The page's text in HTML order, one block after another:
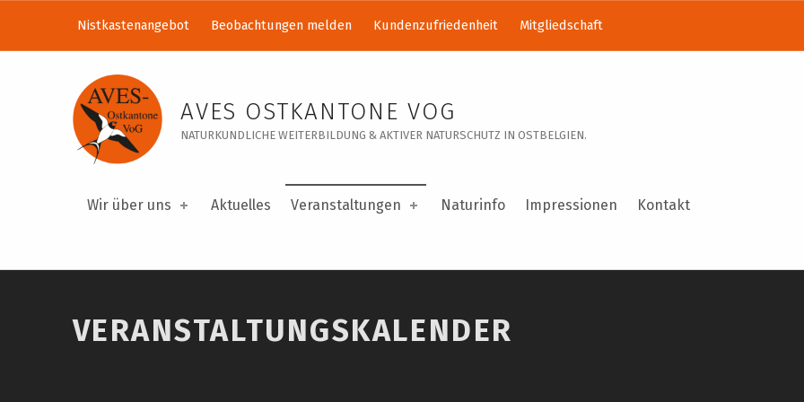
Veranstaltungskalender – AVES Ostkantone VoG
AVES OSTKANTONE VOG
NATURKUNDLICHE WEITERBILDUNG & AKTIVER NATURSCHUTZ IN OSTBELGIEN.
Wir über uns Aktuelles Veranstaltungen Naturinfo Impressionen Kontakt
Nistkastenangebot Beobachtungen melden Kundenzufriedenheit Mitgliedschaft
VERANSTALTUNGSKALENDER